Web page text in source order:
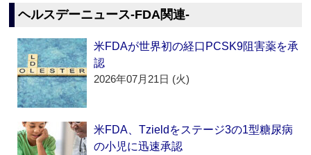
ヘルスデーニュース‐FDA関連‐
米FDAが世界初の経口PCSK9阻害薬を承
認
2026年07月21日 (火)
米FDA、Tzieldをステージ3の1型糖尿病
の小児に迅速承認